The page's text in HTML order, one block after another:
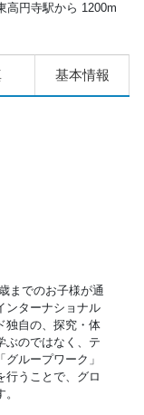
高円寺駅から 1200m
基本情報
までのお子様が通
ンターナショナル
独自の、探究・体
ぶのではなく、テ
ループワーク」
行うことで、グロ